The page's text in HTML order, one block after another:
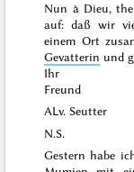
Nun à Dieu,
auf: daß wir
einem Ort
Gevatterin und
Ihr
Freund
ALv. Seutter
N.S.
Gestern habe